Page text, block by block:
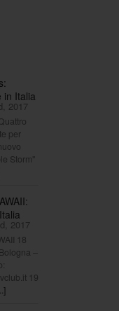
in Italia
2017
per
Storm"
2017
18
–
19